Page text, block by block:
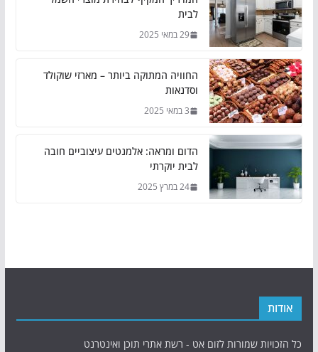
לבית
29 במאי 2025
החוויה המתוקה ביותר – מארזי שוקולד
וסדנאות
3 במאי 2025
הדום ומראה: אלמנטים עיצוביים חובה
לבית יוקרתי
24 במרץ 2025
אודות
כל הזכויות שמורות לזום אט - רשת אתרי תוכן ואינטרנט